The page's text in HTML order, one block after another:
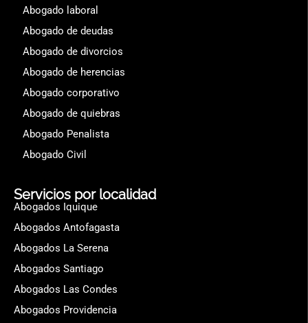
Abogado laboral
Abogado de deudas
Abogado de divorcios
Abogado de herencias
Abogado corporativo
Abogado de quiebras
Abogado Penalista
Abogado Civil
Servicios por localidad
Abogados Iquique
Abogados Antofagasta
Abogados La Serena
Abogados Santiago
Abogados Las Condes
Abogados Providencia